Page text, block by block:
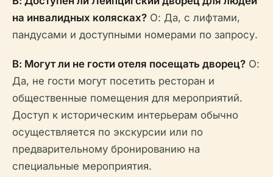
на инвалидных колясках? О: Да, с лифтами,
пандусами и доступными номерами по запросу.
В: Могут ли не гости отеля посещать дворец? О:
Да, не гости могут посетить ресторан и
общественные помещения для мероприятий.
Доступ к историческим интерьерам обычно
осуществляется по экскурсии или по
предварительному бронированию на
специальные мероприятия.